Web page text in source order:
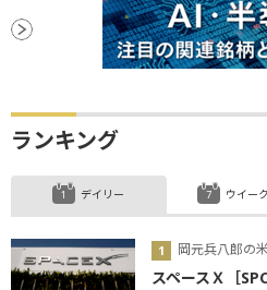
ランキング
デイリー
岡元兵八郎の
スペースＸ［
ウイー